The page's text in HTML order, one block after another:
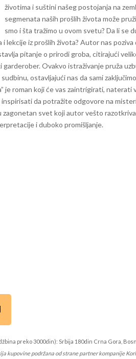
životima i suštini našeg postojanja na
segmenata naših prošlih života može
smo i šta tražimo u ovom svetu? Da li se
lekcije iz prošlih života? Autor nas poziva
pitanje o prirodi groba, citirajući
Ovakvo istraživanje pruža
ostavljajući nas da sami
je roman koji će vas zaintrigirati, naterati
inspirisati da potražite odgovore na
zagonetan svet koji autor vešto
i duboko promišljanje.
preko 3000din): Srbija 180din Crna Gora,
kupovine podržana od strane partner kompanije